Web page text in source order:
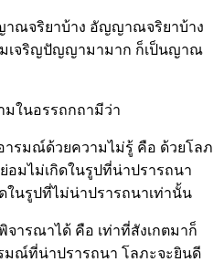
ณจริยาบ้าง อัญญาณจริยาบ้าง
เจริญปัญญามามาก ก็เป็นญาณ
ในอรรถกถามีว่า
รมณ์ด้วยความไม่รู้ คือ ด้วยโลภ
อมไม่เกิดในรูปที่น่าปรารถนา
ในรูปที่ไม่น่าปรารถนาเท่านั้น
ารณาได้ คือ เท่าที่สังเกตมาก็
มณ์ที่น่าปรารถนา โลภะจะยินดี